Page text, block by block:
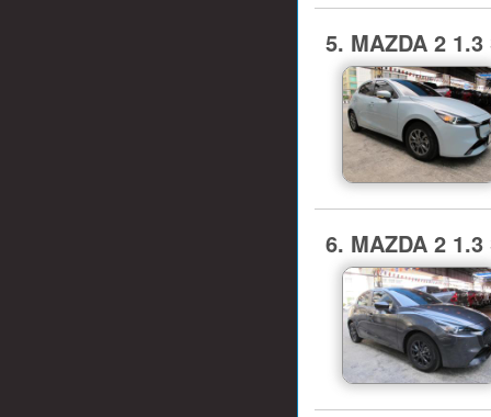
5. MAZDA 2
6. MAZDA 2